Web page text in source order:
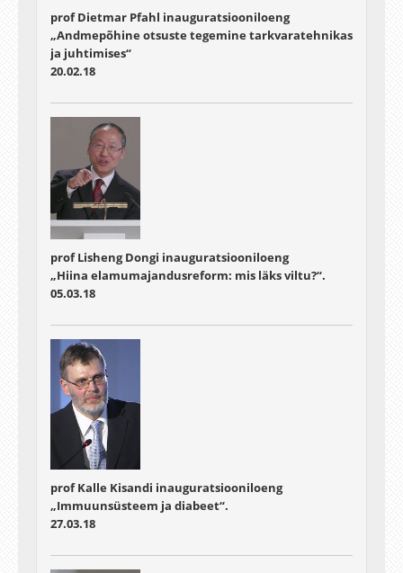
prof Dietmar Pfahl inauguratsiooniloeng
„Andmepõhine otsuste tegemine tarkvaratehnikas
ja juhtimises“
20.02.18
prof Lisheng Dongi inauguratsiooniloeng
„Hiina elamumajandusreform: mis läks viltu?“.
05.03.18
prof Kalle Kisandi inauguratsiooniloeng
„Immuunsüsteem ja diabeet“.
27.03.18